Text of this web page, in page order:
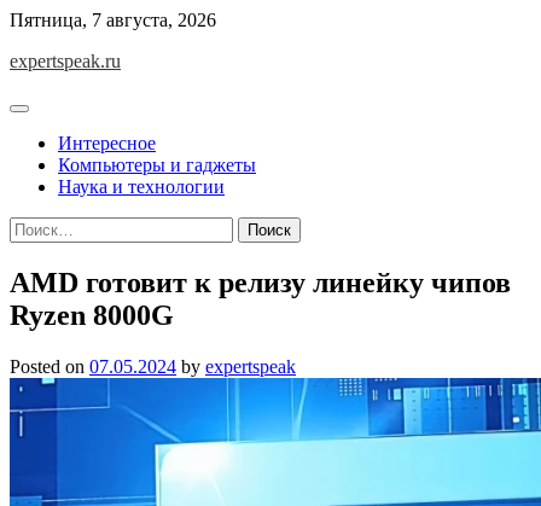
Skip
content
Пятница, 7 августа, 2026
expertspeak.ru
Интересное
Компьютеры и гаджеты
Наука и технологии
Найти:
AMD готовит к релизу линейку чипов
Ryzen 8000G
Posted on 07.05.2024 by expertspeak